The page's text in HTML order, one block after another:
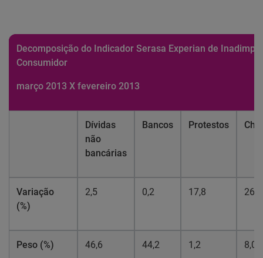
Decomposição do Indicador Serasa Experian de
Consumidor
março 2013 X fevereiro 2013
Dívidas
não
bancárias
Bancos Protestos
Variação
(%)
2,5 0,2 17,8 26,4
Peso (%) 46,6 44,2 1,2 8,0